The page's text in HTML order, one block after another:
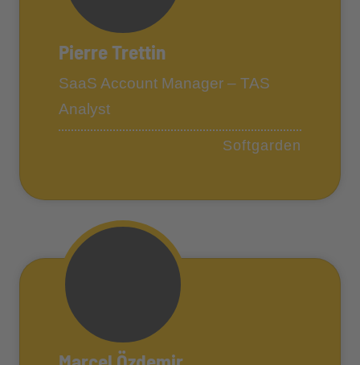
Pierre Trettin
SaaS Account Manager – TAS
Analyst
Softgarden